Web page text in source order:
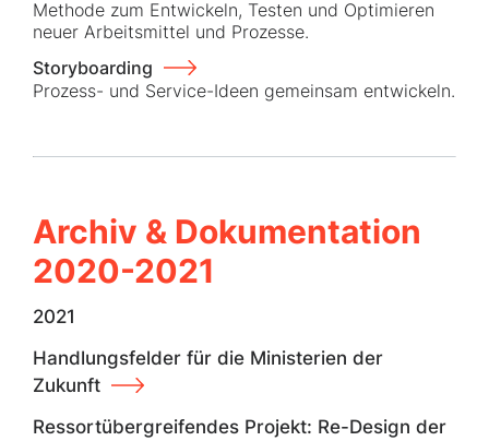
Methode zum Entwickeln, Testen und Optimieren
neuer Arbeitsmittel und Prozesse.
Storyboarding
Prozess- und Service-Ideen gemeinsam entwickeln.
Archiv & Dokumentation
2020-2021
2021
Handlungsfelder für die Ministerien der
Zukunft
Ressortübergreifendes Projekt: Re-Design der